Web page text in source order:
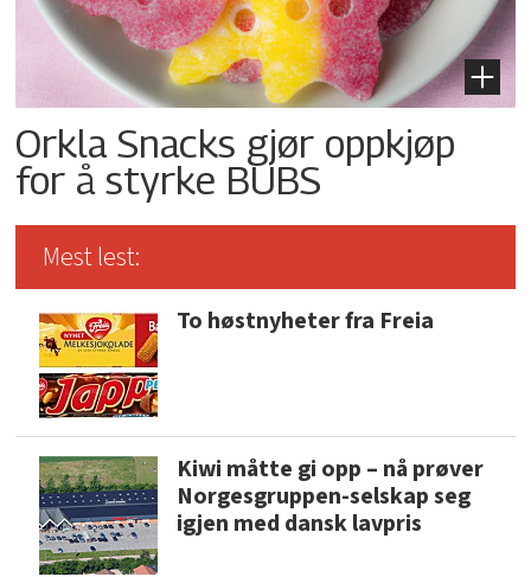
Orkla Snacks gjør oppkjøp
for å styrke BUBS
Mest lest:
To høstnyheter fra Freia
Kiwi måtte gi opp – nå prøver
Norgesgruppen-selskap seg
igjen med dansk lavpris